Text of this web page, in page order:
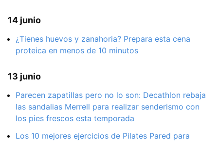
14 junio
¿Tienes huevos y zanahoria? Prepara esta cena
proteica en menos de 10 minutos
13 junio
Parecen zapatillas pero no lo son: Decathlon rebaja
las sandalias Merrell para realizar senderismo con
los pies frescos esta temporada
Los 10 mejores ejercicios de Pilates Pared para